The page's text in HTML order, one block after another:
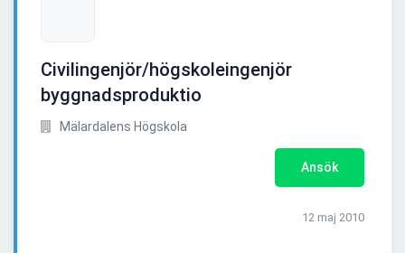
Civilingenjör/högskoleingenjör
byggnadsproduktio
Mälardalens Högskola
Ansök
12 maj 2010